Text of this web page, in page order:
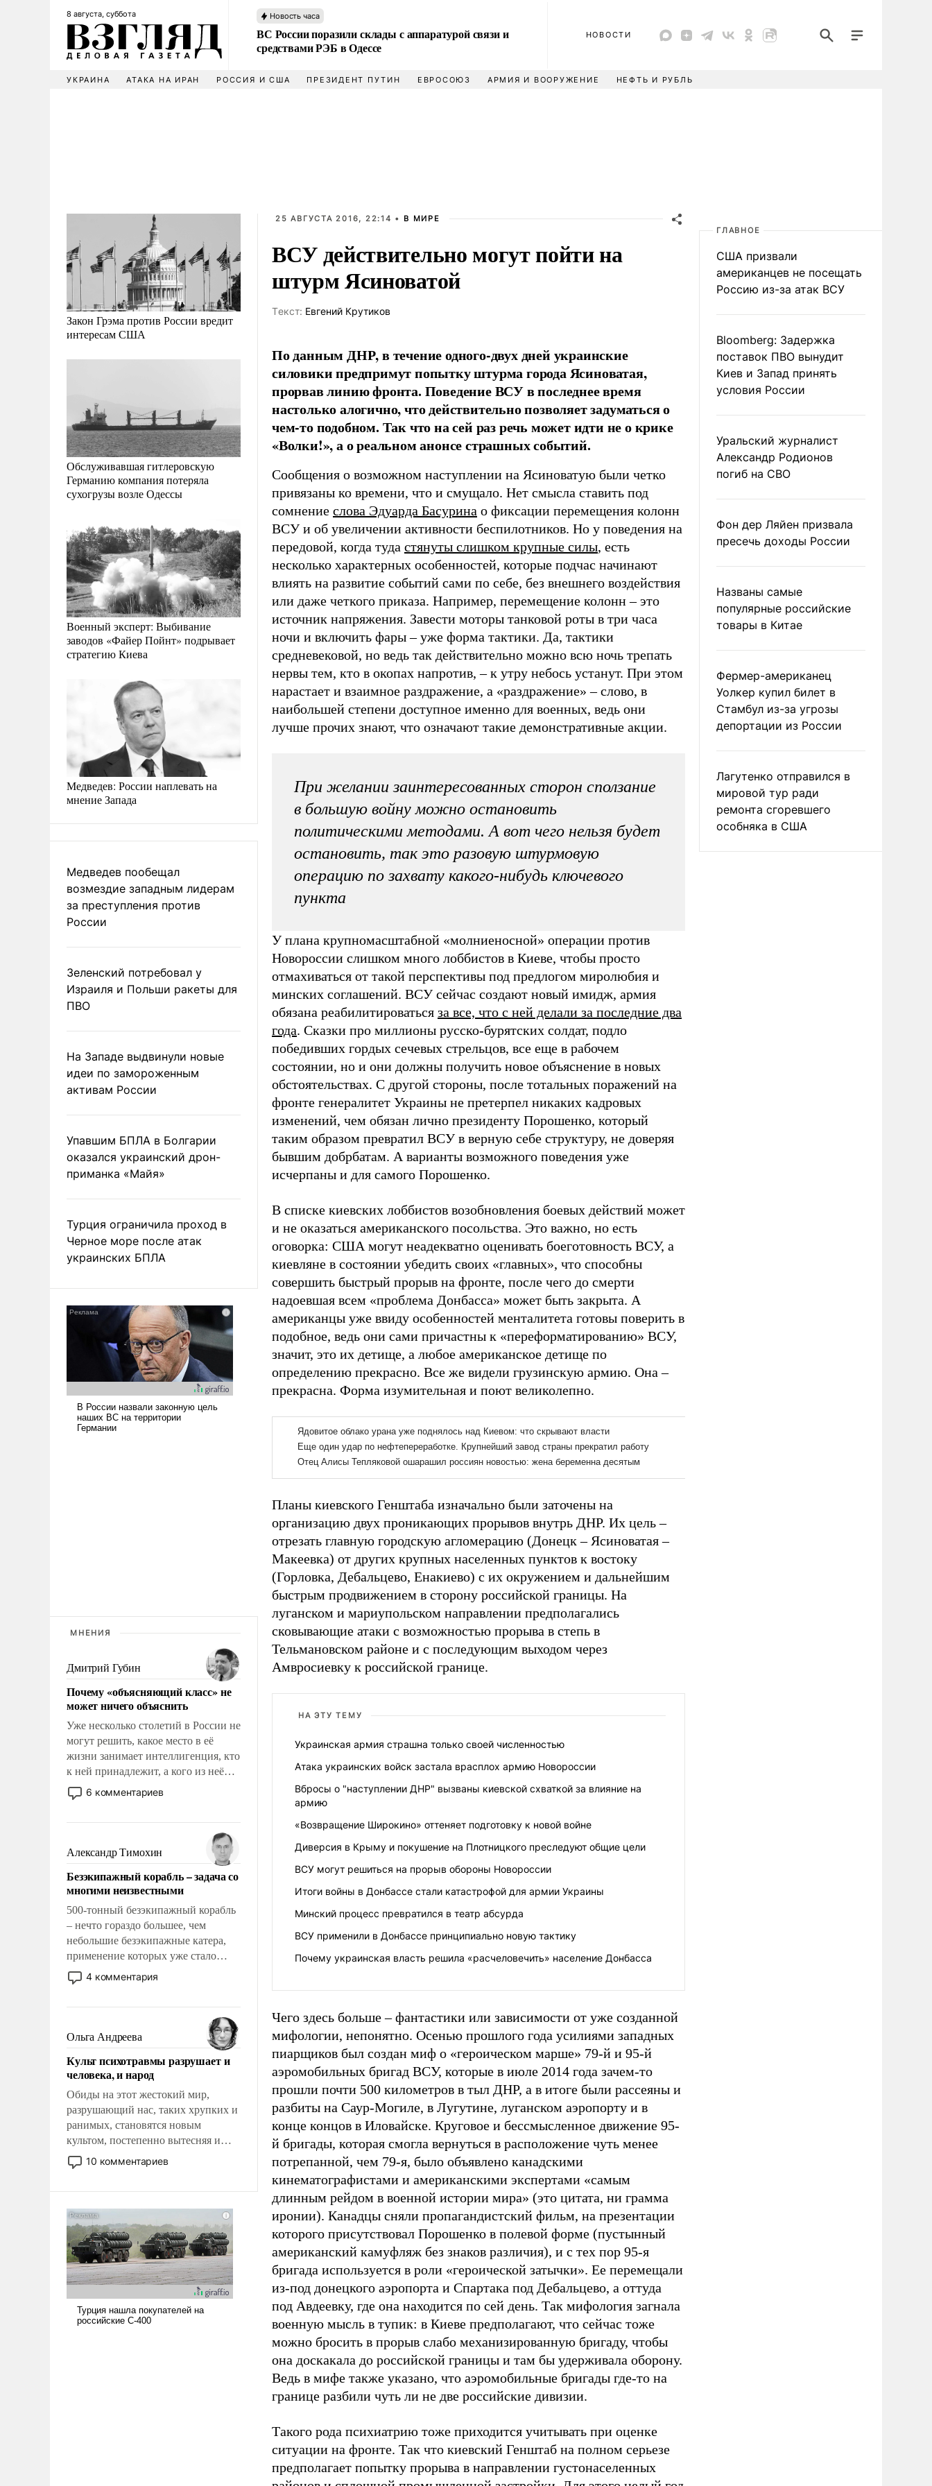
8 августа, суббота Новость часа
ВС России поразили склады с аппаратурой связи и
средствами РЭБ в Одессе
НОВОСТИ
УКРАИНА АТАКА НА ИРАН РОССИЯ И США ПРЕЗИДЕНТ ПУТИН ЕВРОСОЮЗ АРМИЯ И ВООРУЖЕНИЕ НЕФТЬ И РУБЛЬ
Закон Грэма против России вредит
интересам США
Обслуживавшая гитлеровскую
Германию компания потеряла
сухогрузы возле Одессы
Военный эксперт: Выбивание
заводов «Файер Пойнт» подрывает
стратегию Киева
Медведев: России наплевать на
мнение Запада
Медведев пообещал
возмездие западным лидерам
за преступления против
России
Зеленский потребовал у
Израиля и Польши ракеты для
ПВО
На Западе выдвинули новые
идеи по замороженным
активам России
Упавшим БПЛА в Болгарии
оказался украинский дрон-
приманка «Майя»
Турция ограничила проход в
Черное море после атак
украинских БПЛА
МНЕНИЯ
Дмитрий Губин
Почему «объясняющий класс» не
может ничего объяснить
Уже несколько столетий в России не
могут решить, какое место в её
жизни занимает интеллигенция, кто
к ней принадлежит, а кого из неё
исключили с правом
восстановления и без оного. И чем
казалось, что эти вопросы решены
раз и навсегда, но – нет, не решены.
6 комментариев
Александр Тимохин
Безэкипажный корабль – задача со
многими неизвестными
500-тонный безэкипажный корабль
– нечто гораздо большее, чем
небольшие безэкипажные катера,
применение которых уже стало
обыденностью. Задача по созданию
такого корабля очень сложна и
реализация радикально поднимет
наши боевые возможности.
4 комментария
Ольга Андреева
Культ психотравмы разрушает и
человека, и народ
Обиды на этот жестокий мир,
разрушающий нас, таких хрупких и
ранимых, становятся новым
культом, постепенно вытесняя и
отменяя традиционное требование к
человеку – быть мужественным и
слабым, идти вперед и
адаптироваться.
10 комментариев
25 АВГУСТА 2016, 22:14 • В МИРЕ
ВСУ действительно могут пойти на
штурм Ясиноватой
Tекст: Евгений Крутиков
По данным ДНР, в течение одного-двух дней украинские
силовики предпримут попытку штурма города Ясиноватая,
прорвав линию фронта. Поведение ВСУ в последнее время
настолько алогично, что действительно позволяет задуматься о
чем-то подобном. Так что на сей раз речь может идти не о крике
«Волки!», а о реальном анонсе страшных событий.
Сообщения о возможном наступлении на Ясиноватую были четко
привязаны ко времени, что и смущало. Нет смысла ставить под
сомнение слова Эдуарда Басурина о фиксации перемещения колонн
ВСУ и об увеличении активности беспилотников. Но у поведения на
передовой, когда туда стянуты слишком крупные силы, есть
несколько характерных особенностей, которые подчас начинают
влиять на развитие событий сами по себе, без внешнего воздействия
или даже четкого приказа. Например, перемещение колонн – это
источник напряжения. Завести моторы танковой роты в три часа
ночи и включить фары – уже форма тактики. Да, тактики
средневековой, но ведь так действительно можно всю ночь трепать
нервы тем, кто в окопах напротив, – к утру небось устанут. При этом
нарастает и взаимное раздражение, а «раздражение» – слово, в
наибольшей степени доступное именно для военных, ведь они
лучше прочих знают, что означают такие демонстративные акции.
При желании заинтересованных сторон сползание
в большую войну можно остановить
политическими методами. А вот чего нельзя будет
остановить, так это разовую штурмовую
операцию по захвату какого-нибудь ключевого
пункта
У плана крупномасштабной «молниеносной» операции против
Новороссии слишком много лоббистов в Киеве, чтобы просто
отмахиваться от такой перспективы под предлогом миролюбия и
минских соглашений. ВСУ сейчас создают новый имидж, армия
обязана реабилитироваться за все, что с ней делали за последние два
года. Сказки про миллионы русско-бурятских солдат, подло
победивших гордых сечевых стрельцов, все еще в рабочем
состоянии, но и они должны получить новое объяснение в новых
обстоятельствах. С другой стороны, после тотальных поражений на
фронте генералитет Украины не претерпел никаких кадровых
изменений, чем обязан лично президенту Порошенко, который
таким образом превратил ВСУ в верную себе структуру, не доверяя
бывшим добрбатам. А варианты возможного поведения уже
исчерпаны и для самого Порошенко.
В списке киевских лоббистов возобновления боевых действий может
и не оказаться американского посольства. Это важно, но есть
оговорка: США могут неадекватно оценивать боеготовность ВСУ, а
киевляне в состоянии убедить своих «главных», что способны
совершить быстрый прорыв на фронте, после чего до смерти
надоевшая всем «проблема Донбасса» может быть закрыта. А
американцы уже ввиду особенностей менталитета готовы поверить в
подобное, ведь они сами причастны к «переформатированию» ВСУ,
значит, это их детище, а любое американское детище по
определению прекрасно. Все же видели грузинскую армию. Она –
прекрасна. Форма изумительная и поют великолепно.
Планы киевского Генштаба изначально были заточены на
организацию двух проникающих прорывов внутрь ДНР. Их цель –
отрезать главную городскую агломерацию (Донецк – Ясиноватая –
Макеевка) от других крупных населенных пунктов к востоку
(Горловка, Дебальцево, Енакиево) с их окружением и дальнейшим
быстрым продвижением в сторону российской границы. На
луганском и мариупольском направлении предполагались
сковывающие атаки с возможностью прорыва в степь в
Тельмановском районе и с последующим выходом через
Амвросиевку к российской границе.
НА ЭТУ ТЕМУ
Украинская армия страшна только своей численностью
Атака украинских войск застала врасплох армию Новороссии
Вбросы о "наступлении ДНР" вызваны киевской схваткой за влияние на
армию
«Возвращение Широкино» оттеняет подготовку к новой войне
Диверсия в Крыму и покушение на Плотницкого преследуют общие цели
ВСУ могут решиться на прорыв обороны Новороссии
Итоги войны в Донбассе стали катастрофой для армии Украины
Минский процесс превратился в театр абсурда
ВСУ применили в Донбассе принципиально новую тактику
Почему украинская власть решила «расчеловечить» население Донбасса
Чего здесь больше – фантастики или зависимости от уже созданной
мифологии, непонятно. Осенью прошлого года усилиями западных
пиарщиков был создан миф о «героическом марше» 79-й и 95-й
аэромобильных бригад ВСУ, которые в июле 2014 года зачем-то
прошли почти 500 километров в тыл ДНР, а в итоге были рассеяны и
разбиты на Саур-Могиле, в Лугутине, луганском аэропорту и в
конце концов в Иловайске. Круговое и бессмысленное движение 95-
й бригады, которая смогла вернуться в расположение чуть менее
потрепанной, чем 79-я, было объявлено канадскими
кинематографистами и американскими экспертами «самым
длинным рейдом в военной истории мира» (это цитата, ни грамма
иронии). Канадцы сняли пропагандистский фильм, на презентации
которого присутствовал Порошенко в полевой форме (пустынный
американский камуфляж без знаков различия), и с тех пор 95-я
бригада используется в роли «героической затычки». Ее перемещали
из-под донецкого аэропорта и Спартака под Дебальцево, а оттуда
под Авдеевку, где она находится по сей день. Так мифология загнала
военную мысль в тупик: в Киеве предполагают, что сейчас тоже
можно бросить в прорыв слабо механизированную бригаду, чтобы
она доскакала до российской границы и там бы удерживала оборону.
Ведь в мифе также указано, что аэромобильные бригады где-то на
границе разбили чуть ли не две российские дивизии.
Такого рода психиатрию тоже приходится учитывать при оценке
ситуации на фронте. Так что киевский Генштаб на полном серьезе
предполагает попытку прорыва в направлении густонаселенных
ГЛАВНОЕ
США призвали
американцев не посещать
Россию из-за атак ВСУ
Bloomberg: Задержка
поставок ПВО вынудит
Киев и Запад принять
условия России
Уральский журналист
Александр Родионов
погиб на СВО
Фон дер Ляйен призвала
пресечь доходы России
Названы самые
популярные российские
товары в Китае
Фермер-американец
Уолкер купил билет в
Стамбул из-за угрозы
депортации из России
Лагутенко отправился в
мировой тур ради
ремонта сгоревшего
особняка в США